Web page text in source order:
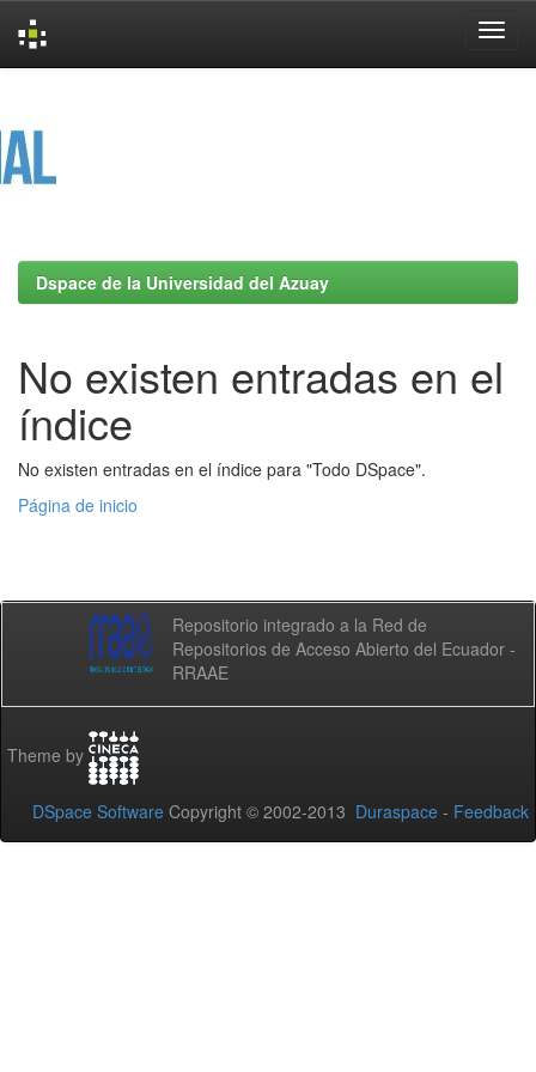
Dspace de la Universidad del Azuay
No existen entradas en el
índice
No existen entradas en el índice para "Todo DSpace".
Página de inicio
Repositorio integrado a la Red de
Repositorios de Acceso Abierto del Ecuador -
RRAAE
Theme by
DSpace Software Copyright © 2002-2013 Duraspace - Feedback